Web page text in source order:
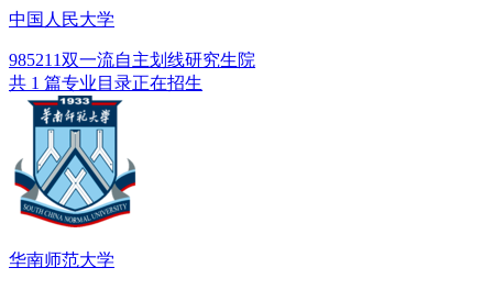
中国人民大学
985211双一流自主划线研究生院
共 1 篇专业目录正在招生
华南师范大学